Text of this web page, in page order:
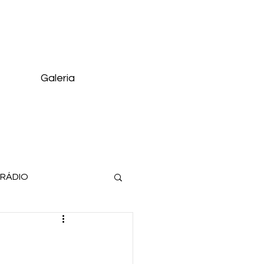
Galeria